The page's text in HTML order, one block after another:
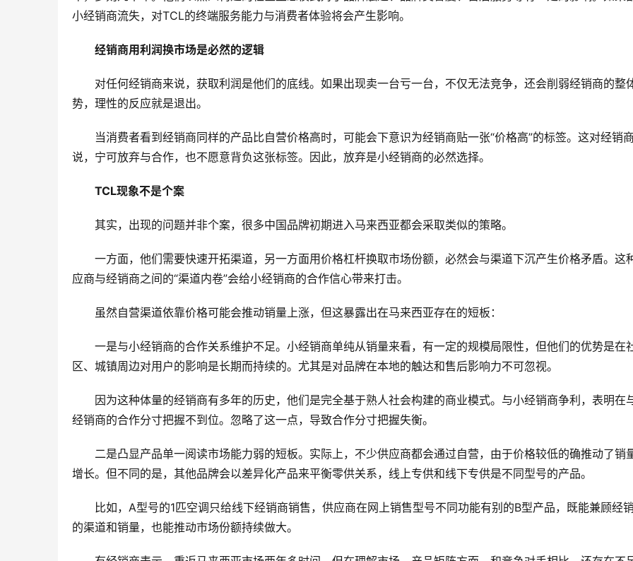
小经销商流失，对TCL的终端服务能力与消费者体验将会产生影响。
经销商用利润换市场是必然的逻辑
对任何经销商来说，获取利润是他们的底线。如果出现卖一台亏一台，不仅无法竞争，还会削弱经销商的整
势，理性的反应就是退出。
当消费者看到经销商同样的产品比自营价格高时，可能会下意识为经销商贴一张“价格高”的标签。这对经销
说，宁可放弃与合作，也不愿意背负这张标签。因此，放弃是小经销商的必然选择。
TCL现象不是个案
其实，出现的问题并非个案，很多中国品牌初期进入马来西亚都会采取类似的策略。
一方面，他们需要快速开拓渠道，另一方面用价格杠杆换取市场份额，必然会与渠道下沉产生价格矛盾。这
应商与经销商之间的“渠道内卷”会给小经销商的合作信心带来打击。
虽然自营渠道依靠价格可能会推动销量上涨，但这暴露出在马来西亚存在的短板：
一是与小经销商的合作关系维护不足。小经销商单纯从销量来看，有一定的规模局限性，但他们的优势是在
区、城镇周边对用户的影响是长期而持续的。尤其是对品牌在本地的触达和售后影响力不可忽视。
因为这种体量的经销商有多年的历史，他们是完全基于熟人社会构建的商业模式。与小经销商争利，表明在
经销商的合作分寸把握不到位。忽略了这一点，导致合作分寸把握失衡。
二是凸显产品单一阅读市场能力弱的短板。实际上，不少供应商都会通过自营，由于价格较低的确推动了销
增长。但不同的是，其他品牌会以差异化产品来平衡零供关系，线上专供和线下专供是不同型号的产品。
比如，A型号的1匹空调只给线下经销商销售，供应商在网上销售型号不同功能有别的B型产品，既能兼顾经
的渠道和销量，也能推动市场份额持续做大。